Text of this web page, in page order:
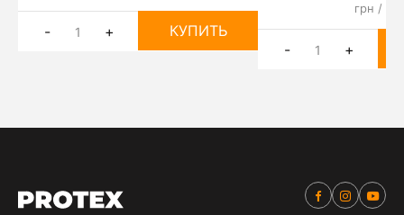
- + КУПИТЬ
грн / шт
- +